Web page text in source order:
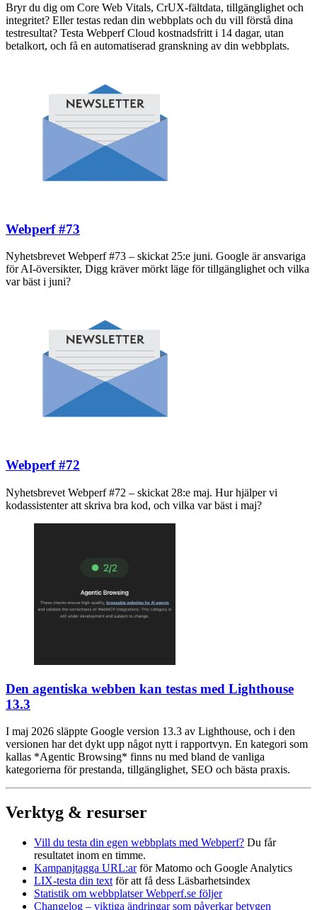
Bryr du dig om Core Web Vitals, CrUX-fältdata, tillgänglighet och
integritet? Eller testas redan din webbplats och du vill förstå dina
testresultat? Testa Webperf Cloud kostnadsfritt i 14 dagar, utan
betalkort, och få en automatiserad granskning av din webbplats.
Webperf #73
Nyhetsbrevet Webperf #73 – skickat 25:e juni. Google är ansvariga
för AI-översikter, Digg kräver mörkt läge för tillgänglighet och vilka
var bäst i juni?
Webperf #72
Nyhetsbrevet Webperf #72 – skickat 28:e maj. Hur hjälper vi
kodassistenter att skriva bra kod, och vilka var bäst i maj?
Den agentiska webben kan testas med Lighthouse
13.3
I maj 2026 släppte Google version 13.3 av Lighthouse, och i den
versionen har det dykt upp något nytt i rapportvyn. En kategori som
kallas *Agentic Browsing* finns nu med bland de vanliga
kategorierna för prestanda, tillgänglighet, SEO och bästa praxis.
Verktyg & resurser
Vill du testa din egen webbplats med Webperf? Du får
resultatet inom en timme.
Kampanjtagga URL:arför Matomo och Google Analytics
LIX-testa din text för att få dess Läsbarhetsindex
Statistik om webbplatser Webperf.se följer
Changelog – viktiga ändringar som påverkar betygen